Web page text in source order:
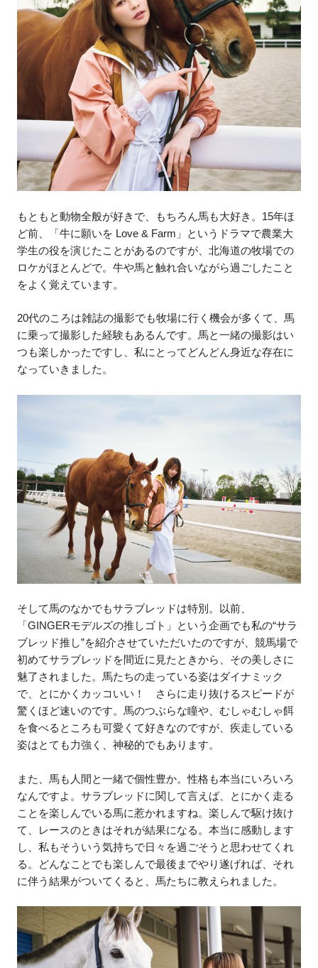
もともと動物全般が好きで、もちろん馬も大好き。15年ほ
ど前、「牛に願いを Love & Farm」というドラマで農業大
学生の役を演じたことがあるのですが、北海道の牧場での
ロケがほとんどで。牛や馬と触れ合いながら過ごしたこと
をよく覚えています。
20代のころは雑誌の撮影でも牧場に行く機会が多くて、馬
に乗って撮影した経験もあるんです。馬と一緒の撮影はい
つも楽しかったですし、私にとってどんどん身近な存在に
なっていきました。
そして馬のなかでもサラブレッドは特別。以前、
「GINGERモデルズの推しゴト」という企画でも私の“サラ
ブレッド推し”を紹介させていただいたのですが、競馬場で
初めてサラブレッドを間近に見たときから、その美しさに
魅了されました。馬たちの走っている姿はダイナミック
で、とにかくカッコいい！ さらに走り抜けるスピードが
驚くほど速いのです。馬のつぶらな瞳や、むしゃむしゃ餌
を食べるところも可愛くて好きなのですが、疾走している
姿はとても力強く、神秘的でもあります。
また、馬も人間と一緒で個性豊か。性格も本当にいろいろ
なんですよ。サラブレッドに関して言えば、とにかく走る
ことを楽しんでいる馬に惹かれますね。楽しんで駆け抜け
て、レースのときはそれが結果になる。本当に感動します
し、私もそういう気持ちで日々を過ごそうと思わせてくれ
る。どんなことでも楽しんで最後までやり遂げれば、それ
に伴う結果がついてくると、馬たちに教えられました。